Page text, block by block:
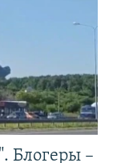
Блогеры –